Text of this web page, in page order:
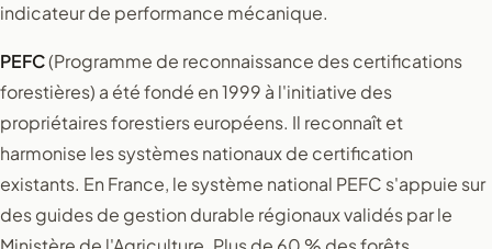
indicateur de performance mécanique.
PEFC(Programme de reconnaissance des certifications
forestières) a été fondé en 1999 à l'initiative des
propriétaires forestiers européens. Il reconnaît et
harmonise les systèmes nationaux de certification
existants. En France, le système national PEFC s'appuie sur
des guides de gestion durable régionaux validés par le